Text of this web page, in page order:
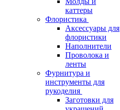
каттеры
Флористика
Аксессуары для
флористики
Наполнители
Проволока и
ленты
Фурнитура и
инструменты для
рукоделия
Заготовки для